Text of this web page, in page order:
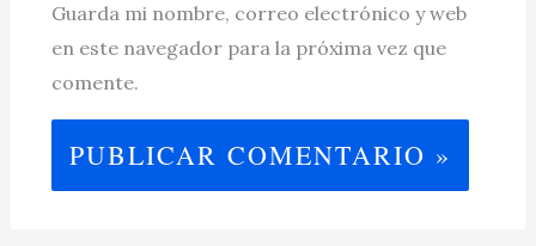
Guarda mi nombre, correo electrónico y web
en este navegador para la próxima vez que
comente.